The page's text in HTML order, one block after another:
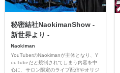
秘密結社NaokimanShow -
新世界より -
Naokiman
YouTuberのNaokimanが主体となり、Y
ouTubeだと規制されてしまう内容を中
心に、サロン限定のライブ配信やオリジ